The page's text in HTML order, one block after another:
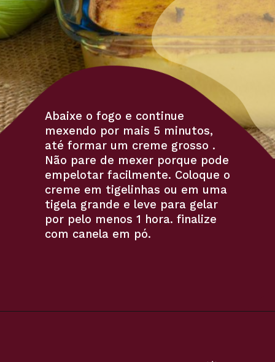
Abaixe o fogo e continue
mexendo por mais 5 minutos,
até formar um creme grosso .
Não pare de mexer porque pode
empelotar facilmente. Coloque o
creme em tigelinhas ou em uma
tigela grande e leve para gelar
por pelo menos 1 hora. finalize
com canela em pó.